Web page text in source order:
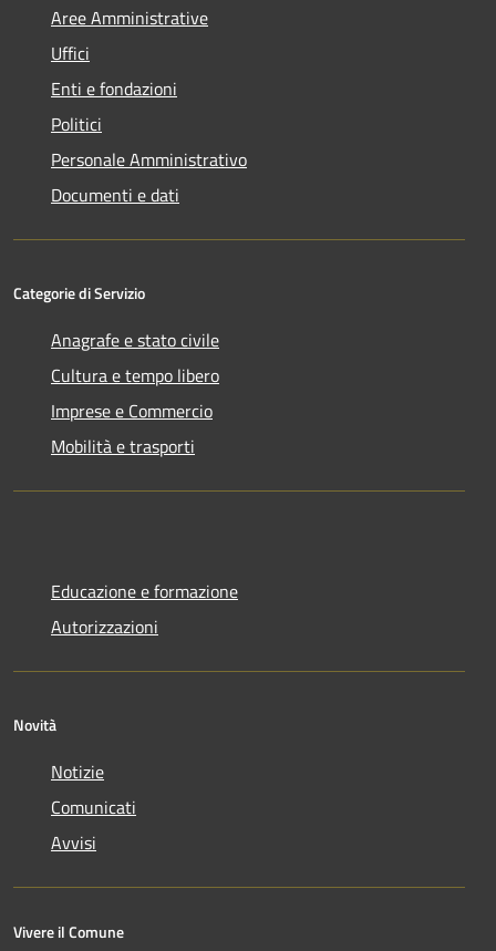
Aree Amministrative
Uffici
Enti e fondazioni
Politici
Personale Amministrativo
Documenti e dati
Categorie di Servizio
Anagrafe e stato civile
Cultura e tempo libero
Imprese e Commercio
Mobilità e trasporti
Educazione e formazione
Autorizzazioni
Novità
Notizie
Comunicati
Avvisi
Vivere il Comune